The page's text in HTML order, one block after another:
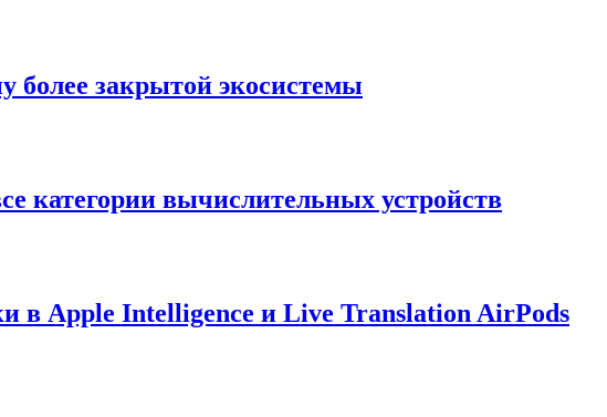
более закрытой экосистемы
категории вычислительных устройств
в Apple Intelligence и Live Translation AirPods